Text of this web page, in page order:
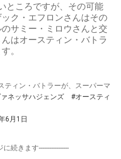
ところですが、その可能
ク・エフロンさんはその
サミー・ミロウさんと交
はオースティン・バトラ
。
ティン・バトラーが、スーパーマ
ネッサハジェンズ
#オースティ
6月1日
続きます-----------------